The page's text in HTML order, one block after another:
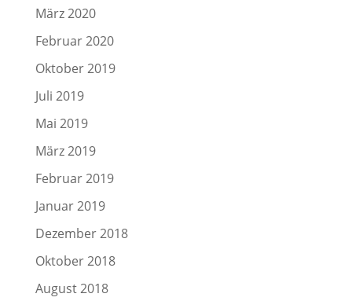
März 2020
Februar 2020
Oktober 2019
Juli 2019
Mai 2019
März 2019
Februar 2019
Januar 2019
Dezember 2018
Oktober 2018
August 2018